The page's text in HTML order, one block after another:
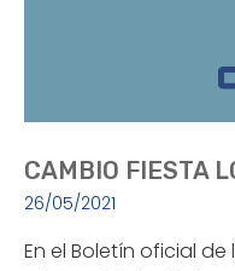
CAMBIO FIESTA
26/05/2021
En el Boletín oficial de